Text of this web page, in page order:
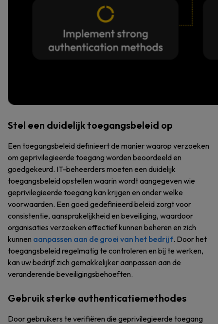
Stel een duidelijk toegangsbeleid op
Een toegangsbeleid definieert de manier waarop verzoeken
om geprivilegieerde toegang worden beoordeeld en
goedgekeurd. IT-beheerders moeten een duidelijk
toegangsbeleid opstellen waarin wordt aangegeven wie
geprivilegieerde toegang kan krijgen en onder welke
voorwaarden. Een goed gedefinieerd beleid zorgt voor
consistentie, aansprakelijkheid en beveiliging, waardoor
organisaties verzoeken effectief kunnen beheren en zich
kunnen aanpassen aan de groei van het bedrijf. Door het
toegangsbeleid regelmatig te controleren en bij te werken,
kan uw bedrijf zich gemakkelijker aanpassen aan de
veranderende beveiligingsbehoeften.
Gebruik sterke authenticatiemethodes
Door gebruikers te verifiëren die geprivilegieerde toegang